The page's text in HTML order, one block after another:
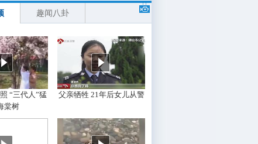
趣闻八卦
“三代人”猛
棠树
父亲牺牲 21年后女儿从警